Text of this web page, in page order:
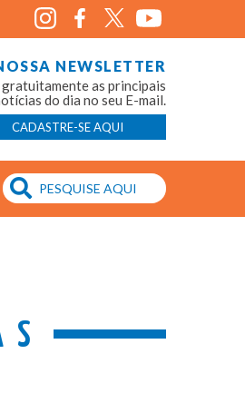
NEWSLETTER
gratuitamente as principais
do dia no seu E-mail.
CADASTRE-SE AQUI